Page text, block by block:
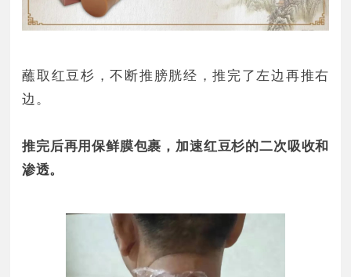
蘸取红豆杉，不断推膀胱经，推完了左边再推右
边。
推完后再用保鲜膜包裹，加速红豆杉的二次吸收和
渗透。